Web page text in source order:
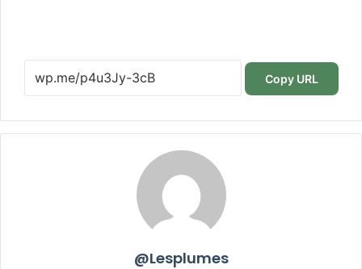
Copy URL
@Lesplumes